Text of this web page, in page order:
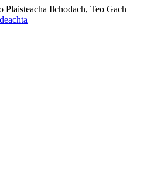
Ilchodach, Teo Gach